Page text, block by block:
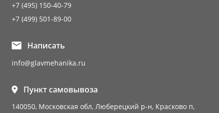
+7 (495) 150-40-79
+7 (499) 501-89-00
Написать
info@glavmehanika.ru
Пункт самовывоза
140050, Московская обл, Люберецкий р-н, Красково п,